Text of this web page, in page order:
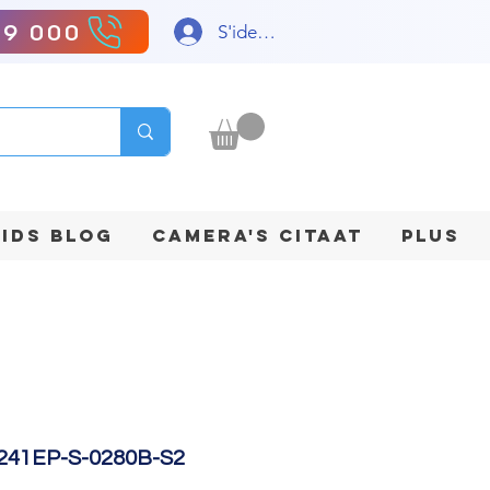
000 S'identifier
BLOG CAMERA'S CITAAT Plus
S-0280B-S2